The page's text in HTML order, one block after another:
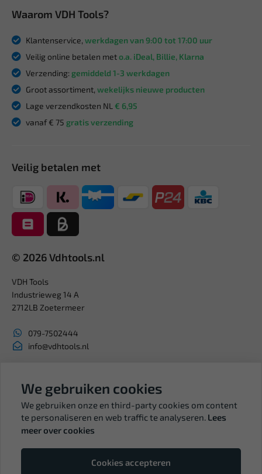
Waarom VDH Tools?
Klantenservice, werkdagen van 9:00 tot 17:00 uur
Veilig online betalen meto.a. iDeal, Billie, Klarna
Verzending: gemiddeld 1-3 werkdagen
Groot assortiment, wekelijks nieuwe producten
Lage verzendkosten NL € 6,95
vanaf € 75 gratis verzending
Veilig betalen met
© 2026 Vdhtools.nl
VDH Tools
Industrieweg 14 A
2712LB Zoetermeer
079-7502444
info@vdhtools.nl
BTW: NL819958657B01
We gebruiken cookies
We gebruiken onze en third-party cookies om content
te personaliseren en web traffic te analyseren. Lees
meer over cookies
Cookies accepteren